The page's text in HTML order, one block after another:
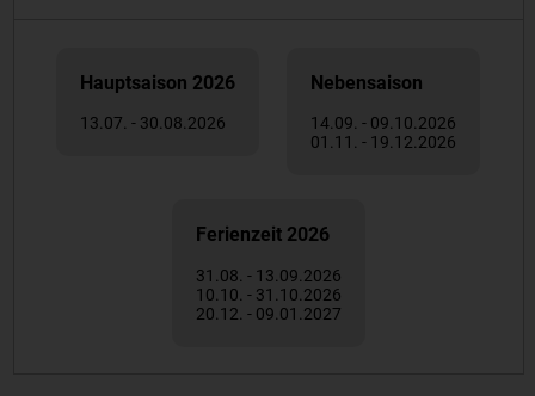
Hauptsaison 2026
13.07. - 30.08.2026
Nebensaison
14.09. - 09.10.2026
01.11. - 19.12.2026
Ferienzeit 2026
31.08. - 13.09.2026
10.10. - 31.10.2026
20.12. - 09.01.2027